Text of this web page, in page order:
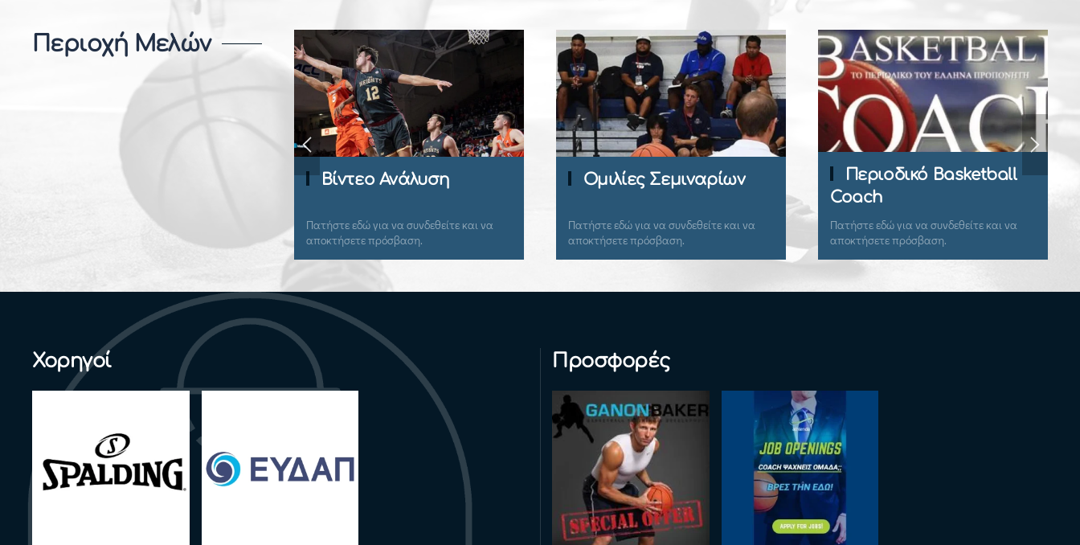
Περιοχή Μελών
Εγγραφή Μέλους
Εγγραφείτε εδώ για να αποκτήσετε
πρόσβαση.
Βίντεο Ανάλυση
Πατήστε εδώ για να συνδεθείτε και να
αποκτήσετε πρόσβαση.
Ομιλίες Σεμιναρίων
Πατήστε εδώ για να συνδεθείτε και να
αποκτήσετε πρόσβαση.
Περιοδικό Basketball
Πατήστε εδώ για να συνδεθείτε και να
αποκτήσετε πρόσβαση.
Χορηγοί Προσφορές